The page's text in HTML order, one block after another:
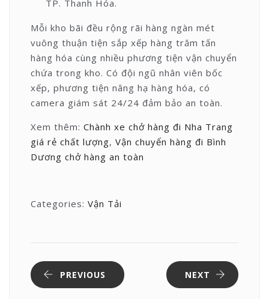
TP. Thanh Hóa.
Mỗi kho bãi đều rộng rãi hàng ngàn mét
vuông thuận tiện sắp xếp hàng trăm tấn
hàng hóa cùng nhiều phương tiện vận chuyển
chứa trong kho. Có đội ngũ nhân viên bốc
xếp, phương tiện nâng hạ hàng hóa, có
camera giám sát 24/24 đảm bảo an toàn.
Xem thêm: Chành xe chở hàng đi Nha Trang
giá rẻ chất lượng, Vận chuyển hàng đi Bình
Dương chở hàng an toàn
Categories: Vận Tải
PREVIOUS NEXT